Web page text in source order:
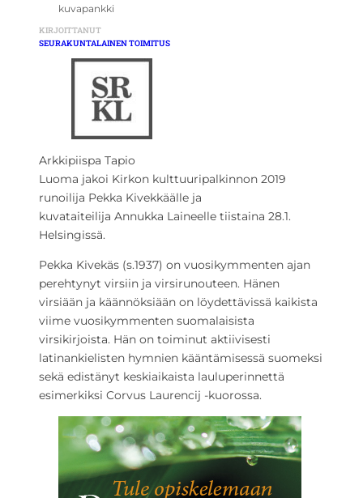
kuvapankki
KIRJOITTANUT
SEURAKUNTALAINEN TOIMITUS
Arkkipiispa Tapio
Luoma jakoi Kirkon kulttuuripalkinnon 2019
runoilija Pekka Kivekkäälle ja
kuvataiteilija Annukka Laineelle tiistaina 28.1.
Helsingissä.
Pekka Kivekäs (s.1937) on vuosikymmenten ajan
perehtynyt virsiin ja virsirunouteen. Hänen
virsiään ja käännöksiään on löydettävissä kaikista
viime vuosikymmenten suomalaisista
virsikirjoista. Hän on toiminut aktiivisesti
latinankielisten hymnien kääntämisessä suomeksi
sekä edistänyt keskiaikaista lauluperinnettä
esimerkiksi Corvus Laurencij -kuorossa.